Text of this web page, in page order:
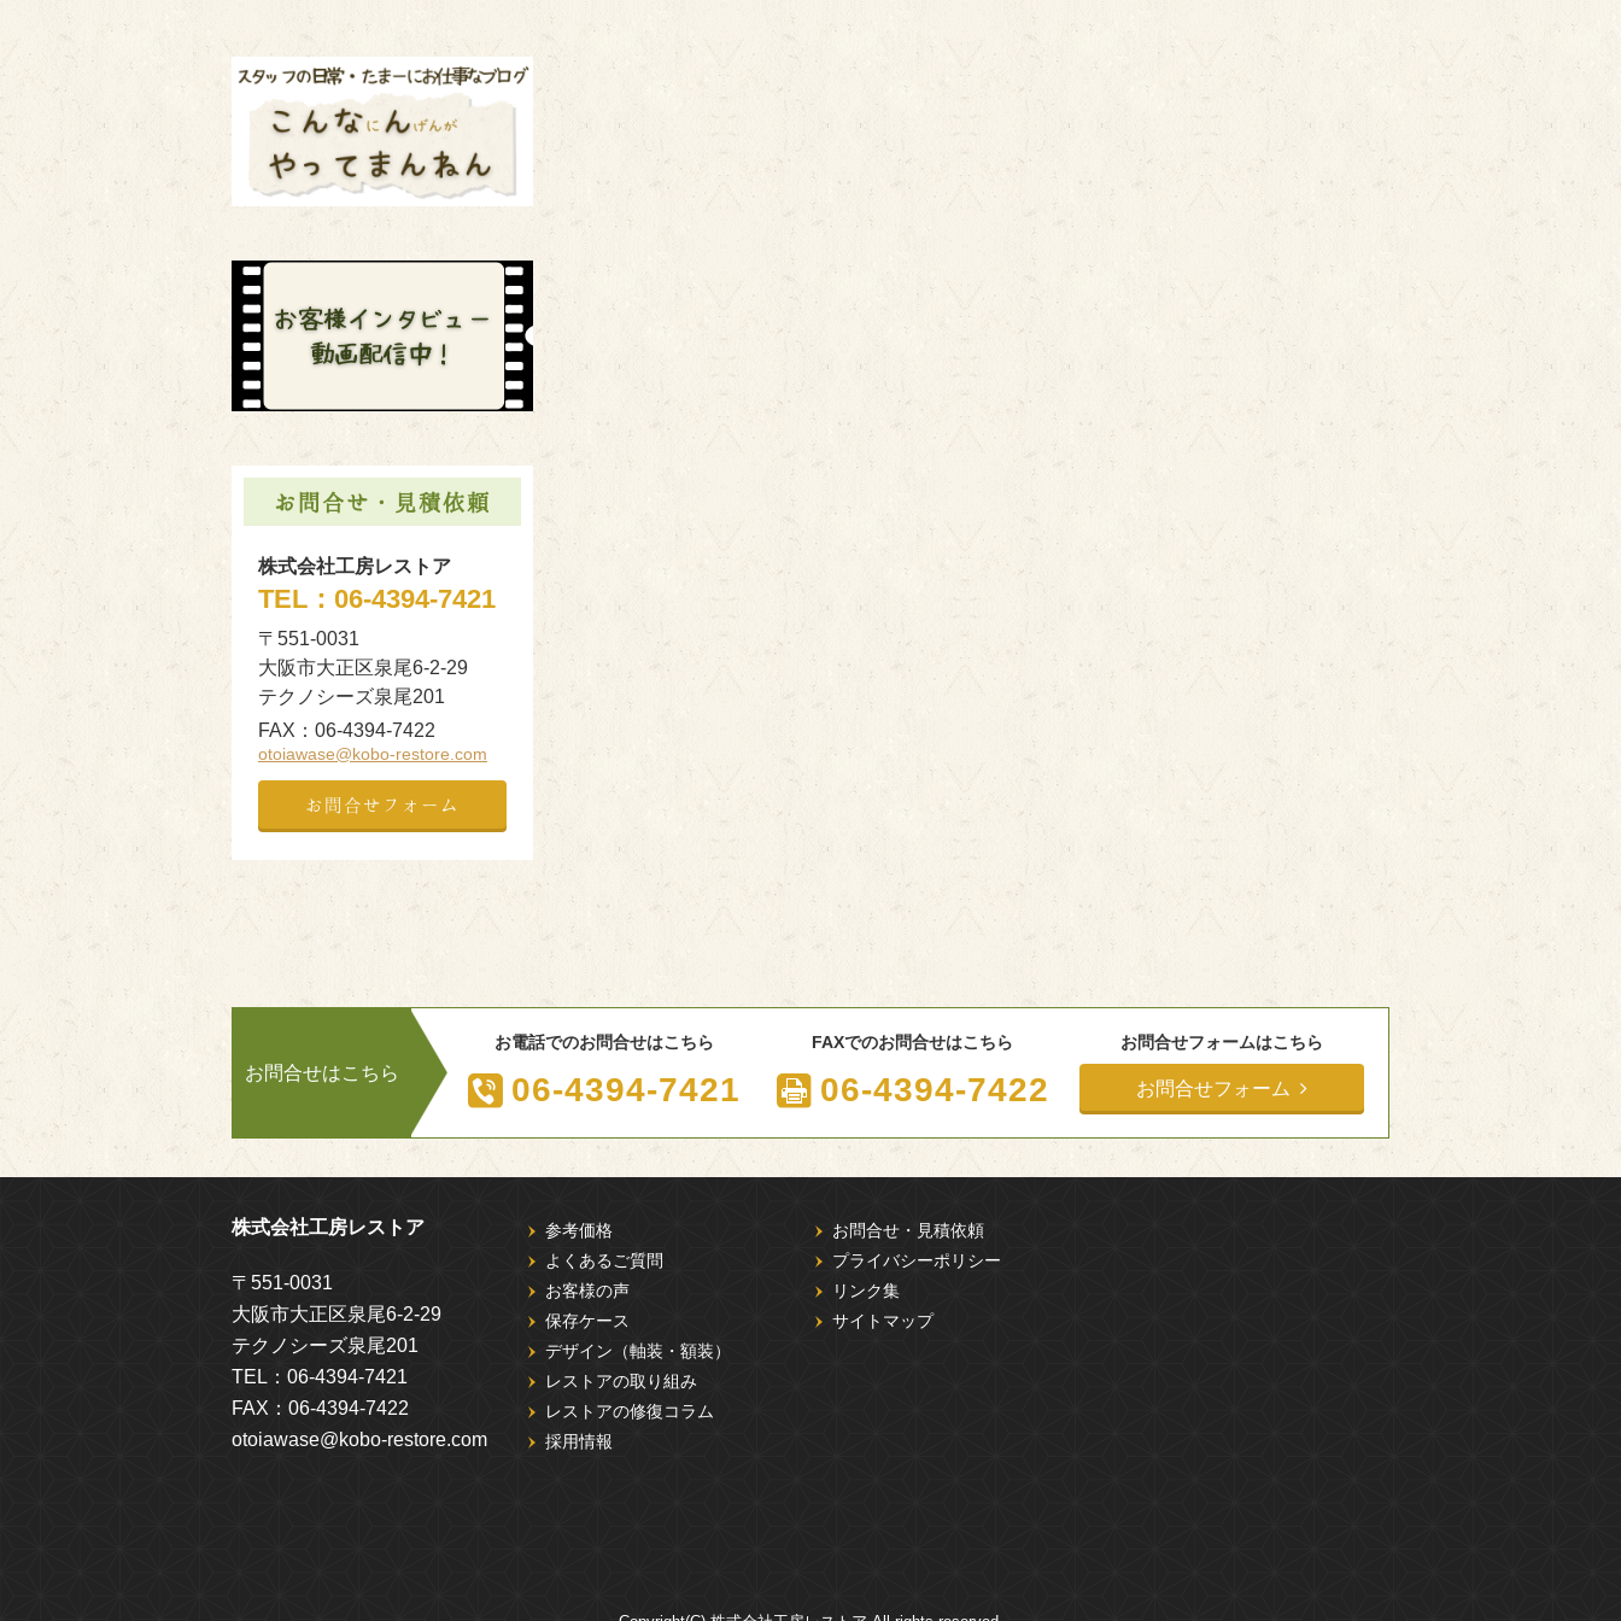
お問合せ・見積依頼
株式会社工房レストア
TEL： 06-4394-7421
〒551-0031
大阪市大正区泉尾6-2-29
テクノシーズ泉尾201
FAX： 06-4394-7422
otoiawase@kobo-restore.com
お問合せフォーム
お問合せはこちら
お電話でのお問合せはこちら
06-4394-7421
FAXでのお問合せはこちら
06-4394-7422
お問合せフォームはこちら
お問合せフォーム
株式会社工房レストア
〒551-0031
大阪市大正区泉尾6-2-29
テクノシーズ泉尾201
TEL： 06-4394-7421
FAX： 06-4394-7422
otoiawase@kobo-restore.com
参考価格
よくあるご質問
お客様の声
保存ケース
デザイン（軸装・額装）
レストアの取り組み
レストアの修復コラム
採用情報
お問合せ・見積依頼
プライバシーポリシー
リンク集
サイトマップ